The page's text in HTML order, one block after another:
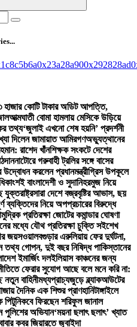
0x23a28a900x292828ad
হাজার কোটি টাকার অডিট আপত্তি,
আত্মঘাতী বোমা হামলায় মেসিকে উড়িয়ে
তথ্য‘জুলাই এখনো শেষ হয়নি’ প্রদর্শনী
দিলেন জামায়াত আমিরগণঅভ্যুত্থানের
রাশেদ খাঁনশিক্ষক সংকটে দেশের
নাটোরে গরুবাহী ট্রলির সঙ্গে বাসের
উদ্বোধন করলেন প্রধানমন্ত্রীগ্রিস উপকূলে
বাংলাদেশী ও সুদানিহরমুজ নিয়ে
সারা দেশে বজ্রবৃষ্টির আভাস, ছয়
ব্যক্তিদের নিয়ে অপপ্রচারের বিরুদ্ধে
প্রতিরক্ষা জোটের কমান্ডার ঘোষণা
মধ্যে যৌথ প্রতিরক্ষা চুক্তি সইশেখ
জয়সওয়ালবগুড়ার এরুলিয়ায় ফের দুর্ঘটনা,
তথ্য গোপন, দুই বছর নিষিদ্ধ পাকিস্তানের
ইমার্জিং দলইলিয়াস কাঞ্চনের জন্য
ফেরার সুযোগ আছে বলে মনে করি না:
বাহিনীমধ্যপ্রাচ্যজুড়ে ব্ল্যাকআউটের
দৈনিক এক শিশুর প্রাণহানিটাঙ্গাইলে
কবে ফিরছেন শরিফুল জানাল
পুলিশের অভিযান‘ময়না ছলাৎ ছলাৎ’ খ্যাত
কবর জিয়ারতে জুবাইদা